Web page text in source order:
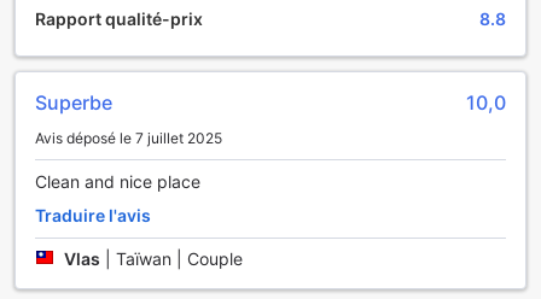
Rapport qualité-prix 8.8
Superbe 10,0
Avis déposé le 7 juillet 2025
Clean and nice place
Traduire l'avis
Vlas Taïwan | Couple